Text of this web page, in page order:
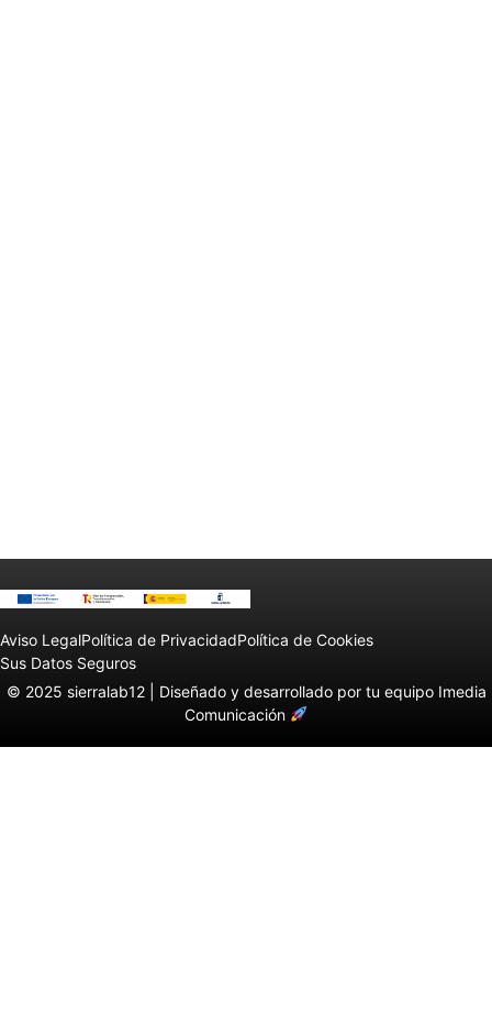
Aviso LegalPolítica de PrivacidadPolítica de Cookies
Sus Datos Seguros
© 2025 sierralab12 | Diseñado y desarrollado por tu equipo Imedia
Comunicación